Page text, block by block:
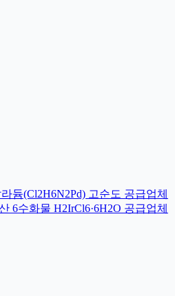
듐(Cl2H6N2Pd) 고순도 공급업체
6수화물 H2IrCl6·6H2O 공급업체